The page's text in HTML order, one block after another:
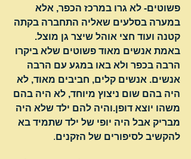
פשוטים- לא גרו במרכז הכפר, אלא
במערה בסלעים שאליה התחברה בקתה
קטנה ועוד חצי אוהל שיצר גן מוצל.
באמת אנשים מאוד פשוטים שלא ביקרו
הרבה בכפר ולא באו במגע עם הרבה
אנשים. אנשים קלים, חביבים מאוד, לא
היה בהם שום ניצוץ מיוחד, לא היה בהם
משהו יוצא דופן.והיה להם ילד שלא היה
מבריק אבל היה יופי של ילד שתמיד בא
להקשיב לסיפורים של הזקנים.